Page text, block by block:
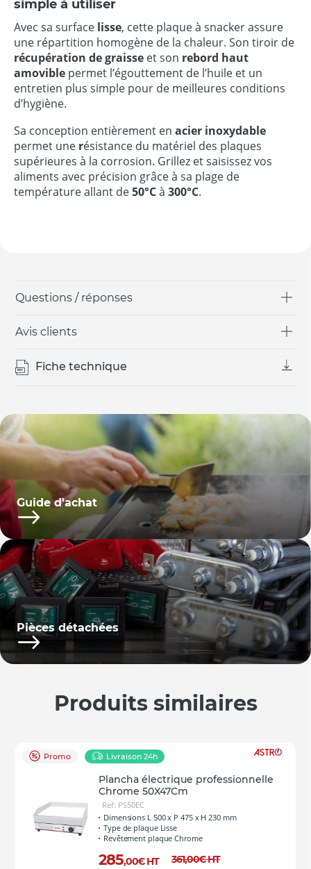
Questions / réponses
Avis clients
Fiche technique
Guide d'achat
Pièces détachées
simple à utiliser
Avec sa surface lisse, cette plaque à snacker assure
une répartition homogène de la chaleur. Son tiroir de
récupération de graisse et son rebord haut
amovible permet l’égouttement de l’huile et un
entretien plus simple pour de meilleures conditions
d’hygiène.
Sa conception entièrement en acier inoxydable
permet une résistance du matériel des plaques
supérieures à la corrosion. Grillez et saisissez vos
aliments avec précision grâce à sa plage de
température allant de50°Cà 300°C.
Produits similaires
Promo Livraison 24h
Plancha électrique professionnelle
Chrome 50X47Cm
Ref: PS50EC
Dimensions L 500 x P 475 x H 230 mm
Type de plaque Lisse
Revêtement plaque Chrome
285,00€ HT 361,00€HT